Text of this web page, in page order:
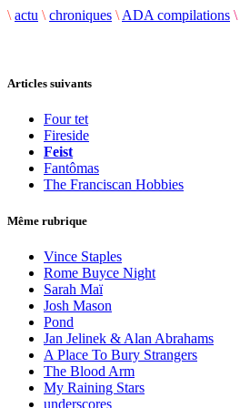
\ actu \ chroniques \ ADA compilations \
Articles suivants
Four tet
Fireside
Feist
Fantômas
The Franciscan Hobbies
Même rubrique
Vince Staples
Rome Buyce Night
Sarah Maï
Josh Mason
Pond
Jan Jelinek & Alan Abrahams
A Place To Bury Strangers
The Blood Arm
My Raining Stars
underscores